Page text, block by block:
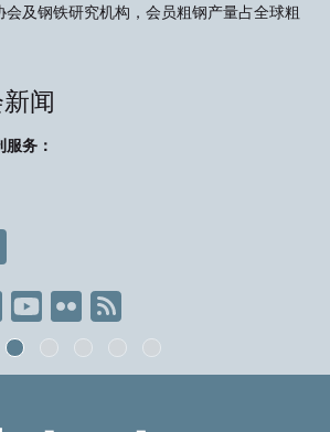
及钢铁研究机构，会员粗钢产量占全球粗
闻
务：